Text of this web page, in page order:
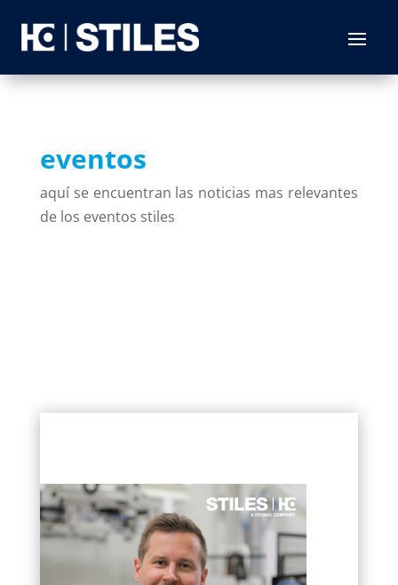
eventos
aquí se encuentran las noticias mas relevantes
de los eventos stiles